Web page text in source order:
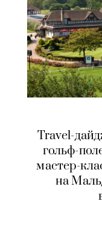
Travel-
гольф-
мастер-
на